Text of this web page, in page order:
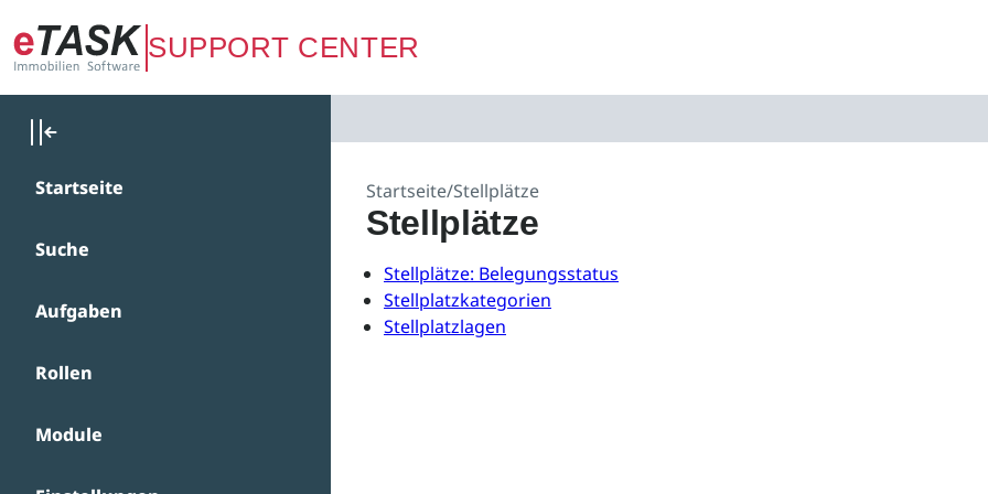
Zum Hauptinhalt springen
SUPPORT CENTER
Startseite
Suche
Aufgaben
Rollen
Module
Startseite/Stellplätze
Stellplätze
Stellplätze: Belegungsstatus
Stellplatzkategorien
Stellplatzlagen